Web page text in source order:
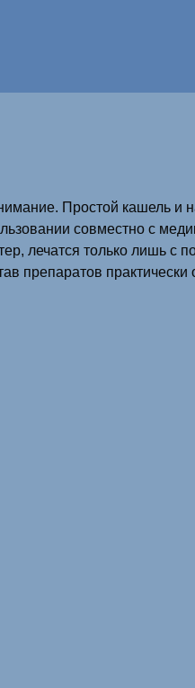
Простой кашель и
совместно с
лечатся только лишь с
препаратов